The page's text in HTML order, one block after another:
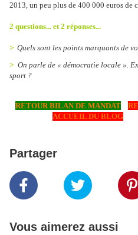
2013, un peu plus de 400 000 euros de
2 questions... et 2 réponses...
> Quels sont les points marquants de
> On parle de « démocratie locale ».
sport ?
RETOUR BILAN DE MANDAT
ACCUEIL DU BLOG
Partager
Vous aimerez aussi